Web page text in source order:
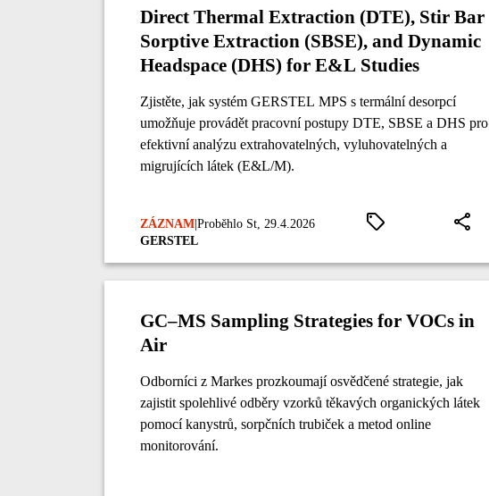
Direct Thermal Extraction (DTE), Stir Bar
Sorptive Extraction (SBSE), and Dynamic
Headspace (DHS) for E&L Studies
Zjistěte, jak systém GERSTEL MPS s termální desorpcí
umožňuje provádět pracovní postupy DTE, SBSE a DHS pro
efektivní analýzu extrahovatelných, vyluhovatelných a
migrujících látek (E&L/M).
ZÁZNAM Proběhlo St, 29.4.2026
GERSTEL
GC–MS Sampling Strategies for VOCs in
Air
Odborníci z Markes prozkoumají osvědčené strategie, jak
zajistit spolehlivé odběry vzorků těkavých organických látek
pomocí kanystrů, sorpčních trubiček a metod online
monitorování.